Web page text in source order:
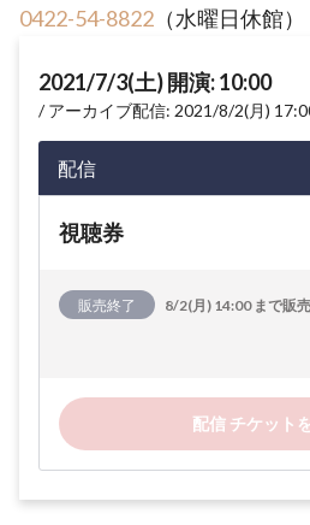
0422-54-8822 （水曜日休館）
2021/7/3(土) 開演: 10:00
アーカイブ配信: 2021/8/2(月)
配信
視聴券
販売終了 8/2(月) 14:00 まで販売
配信 チケット